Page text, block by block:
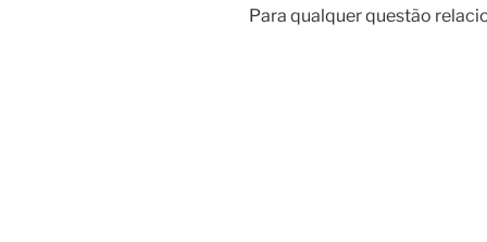
Para qualquer questão